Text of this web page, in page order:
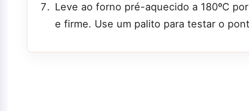
Leve ao forno pré-aquecido a 180ºC
e firme. Use um palito para testar o